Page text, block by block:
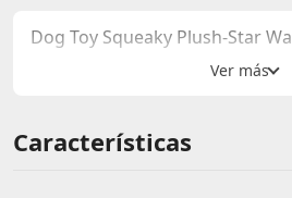
Dog Toy Squeaky Plush-Star
Características